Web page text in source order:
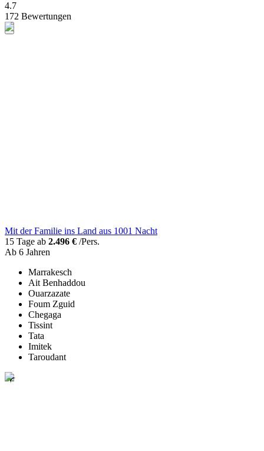
4.7
172 Bewertungen
Mit der Familie ins Land aus 1001 Nacht
15 Tage ab 2.496 € /Pers.
Ab 6 Jahren
Marrakesch
Ait Benhaddou
Ouarzazate
Foum Zguid
Chegaga
Tissint
Tata
Imitek
Taroudant